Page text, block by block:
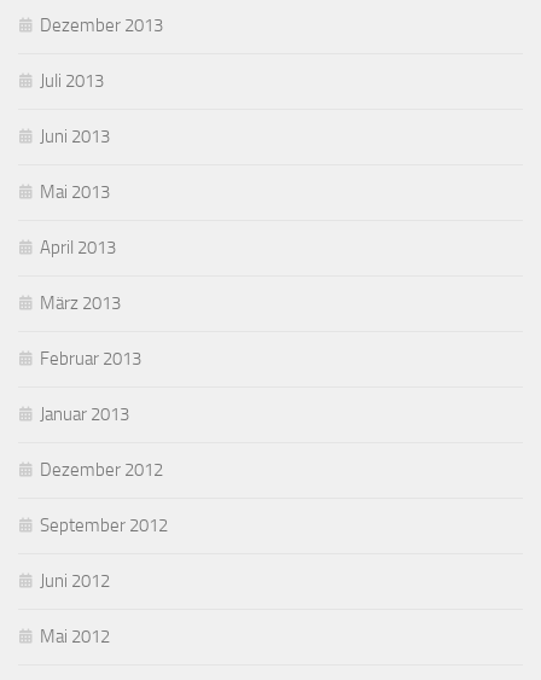
Dezember 2013
Juli 2013
Juni 2013
Mai 2013
April 2013
März 2013
Februar 2013
Januar 2013
Dezember 2012
September 2012
Juni 2012
Mai 2012